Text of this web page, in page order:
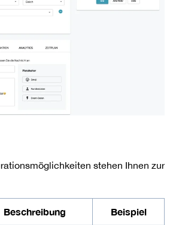
stehen Ihnen zur
Beschreibung Beispiel